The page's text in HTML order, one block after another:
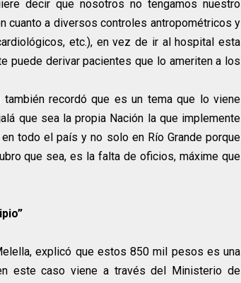
decir que nosotros no tengamos nuestro
cuanto a diversos controles antropométricos y
etc.), en vez de ir al hospital esta
puede derivar pacientes que lo ameriten a los
recordó que es un tema que lo viene
que sea la propia Nación la que implemente
todo el país y no solo en Río Grande porque
que sea, es la falta de oficios, máxime que
explicó que estos 850 mil pesos es una
este caso viene a través del Ministerio de